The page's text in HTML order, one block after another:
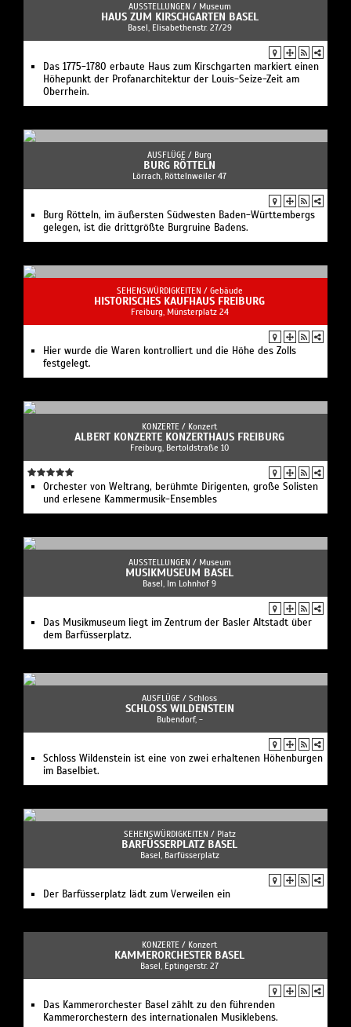
AUSSTELLUNGEN / Museum
HAUS ZUM KIRSCHGARTEN BASEL
Basel, Elisabethenstr. 27/29
Das 1775-1780 erbaute Haus zum Kirschgarten markiert einen
Höhepunkt der Profanarchitektur der Louis-Seize-Zeit am
Oberrhein.
AUSFLÜGE / Burg
BURG RÖTTELN
Lörrach, Röttelnweiler 47
Burg Rötteln, im äußersten Südwesten Baden-Württembergs
gelegen, ist die drittgrößte Burgruine Badens.
SEHENSWÜRDIGKEITEN / Gebäude
HISTORISCHES KAUFHAUS FREIBURG
Freiburg, Münsterplatz 24
Hier wurde die Waren kontrolliert und die Höhe des Zolls
festgelegt.
KONZERTE / Konzert
ALBERT KONZERTE KONZERTHAUS FREIBURG
Freiburg, Bertoldstraße 10
Orchester von Weltrang, berühmte Dirigenten, große Solisten
und erlesene Kammermusik-Ensembles
AUSSTELLUNGEN / Museum
MUSIKMUSEUM BASEL
Basel, Im Lohnhof 9
Das Musikmuseum liegt im Zentrum der Basler Altstadt über
dem Barfüsserplatz.
AUSFLÜGE / Schloss
SCHLOSS WILDENSTEIN
Bubendorf, -
Schloss Wildenstein ist eine von zwei erhaltenen Höhenburgen
im Baselbiet.
SEHENSWÜRDIGKEITEN / Platz
BARFÜSSERPLATZ BASEL
Basel, Barfüsserplatz
Der Barfüsserplatz lädt zum Verweilen ein
KONZERTE / Konzert
KAMMERORCHESTER BASEL
Basel, Eptingerstr. 27
Das Kammerorchester Basel zählt zu den führenden
Kammerorchestern des internationalen Musiklebens.